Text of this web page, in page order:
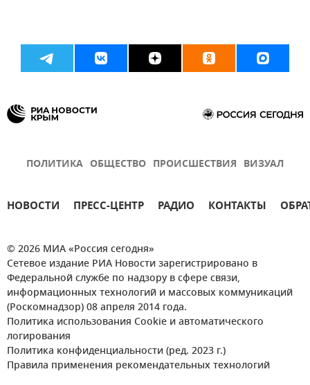
ПОЛИТИКА ОБЩЕСТВО ПРОИСШЕСТВИЯ ВИЗУАЛ
НОВОСТИ ПРЕСС-ЦЕНТР РАДИО КОНТАКТЫ
© 2026 МИА «Россия сегодня»
Сетевое издание РИА Новости зарегистрировано в
Федеральной службе по надзору в сфере связи,
информационных технологий и массовых коммуникаций
(Роскомнадзор) 08 апреля 2014 года.
Политика использования Cookie и автоматического
логирования
Политика конфиденциальности (ред. 2023 г.)
Правила применения рекомендательных технологий